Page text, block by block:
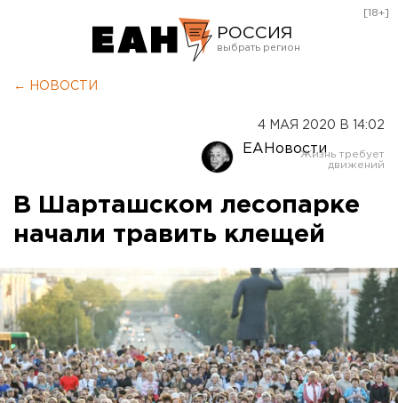
РОССИЯ
Оренбург
[18+]
← НОВОСТИ
4 МАЯ 2020 В 14:02
ЕАНовости
В Шарташском лесопарке
начали травить клещей